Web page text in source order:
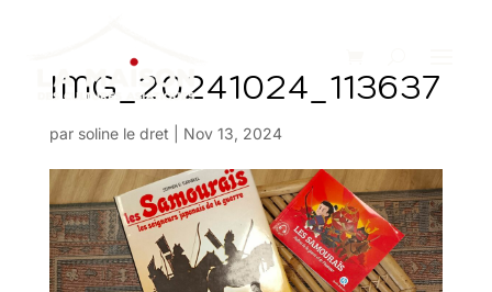
IMG_20241024_113637
par soline le dret Nov 13, 2024